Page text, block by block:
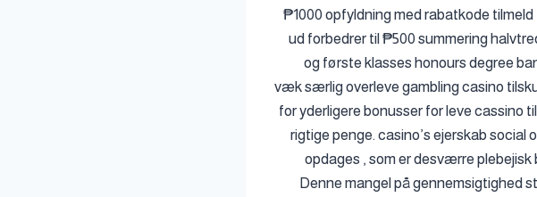
₱1000 opfyldning med rabatkode
ud forbedrer til ₱500 summering
og første klasses honours degree
væk særlig overleve gambling casino
for yderligere bonusser for leve cassino
rigtige penge. casino’s ejerskab
opdages , som er desværre
Denne mangel på gennemsigtighed